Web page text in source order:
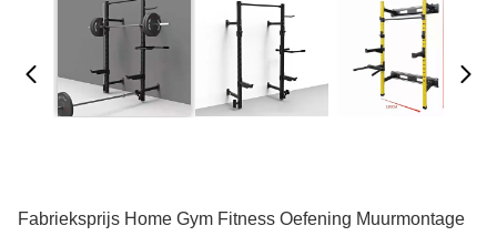
Fabrieksprijs Home Gym Fitness Oefening Muurmontage